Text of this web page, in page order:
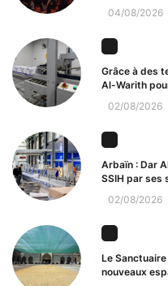
04/08/2026
Grâce à des
Al-Warith
02/08/2026
Arbaïn : Dar
SSIH par ses
02/08/2026
Le
nouveaux